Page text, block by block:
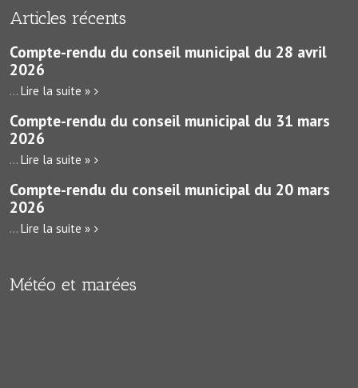
Articles récents
Compte-rendu du conseil municipal du 28 avril
2026
... Lire la suite »
Compte-rendu du conseil municipal du 31 mars
2026
... Lire la suite »
Compte-rendu du conseil municipal du 20 mars
2026
... Lire la suite »
Météo et marées